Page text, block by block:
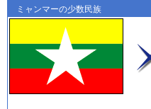
ミャンマーの少数民族
ミャンマー進出支援は